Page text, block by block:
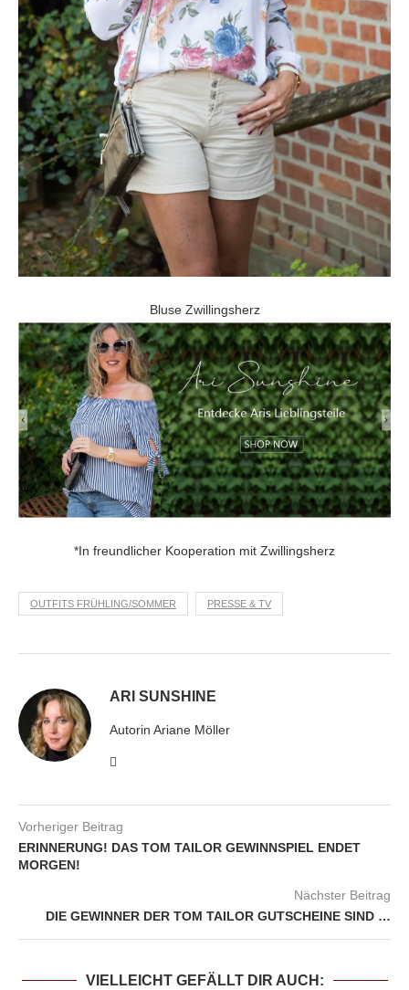
Bluse Zwillingsherz
*In freundlicher Kooperation mit Zwillingsherz
OUTFITS FRÜHLING/SOMMER PRESSE & TV
ARI SUNSHINE
Autorin Ariane Möller
Vorheriger Beitrag
ERINNERUNG! DAS TOM TAILOR GEWINNSPIEL ENDET
MORGEN!
Nächster Beitrag
DIE GEWINNER DER TOM TAILOR GUTSCHEINE SIND …
VIELLEICHT GEFÄLLT DIR AUCH: